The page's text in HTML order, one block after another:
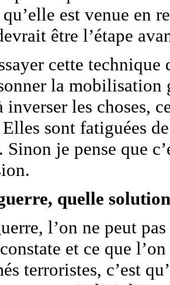
est venue en
être l’étape
cette
la mobilisation
inverser les choses,
sont fatiguées
Sinon je pense que
quelle
l’on ne peut
et ce que
terroristes, c’est